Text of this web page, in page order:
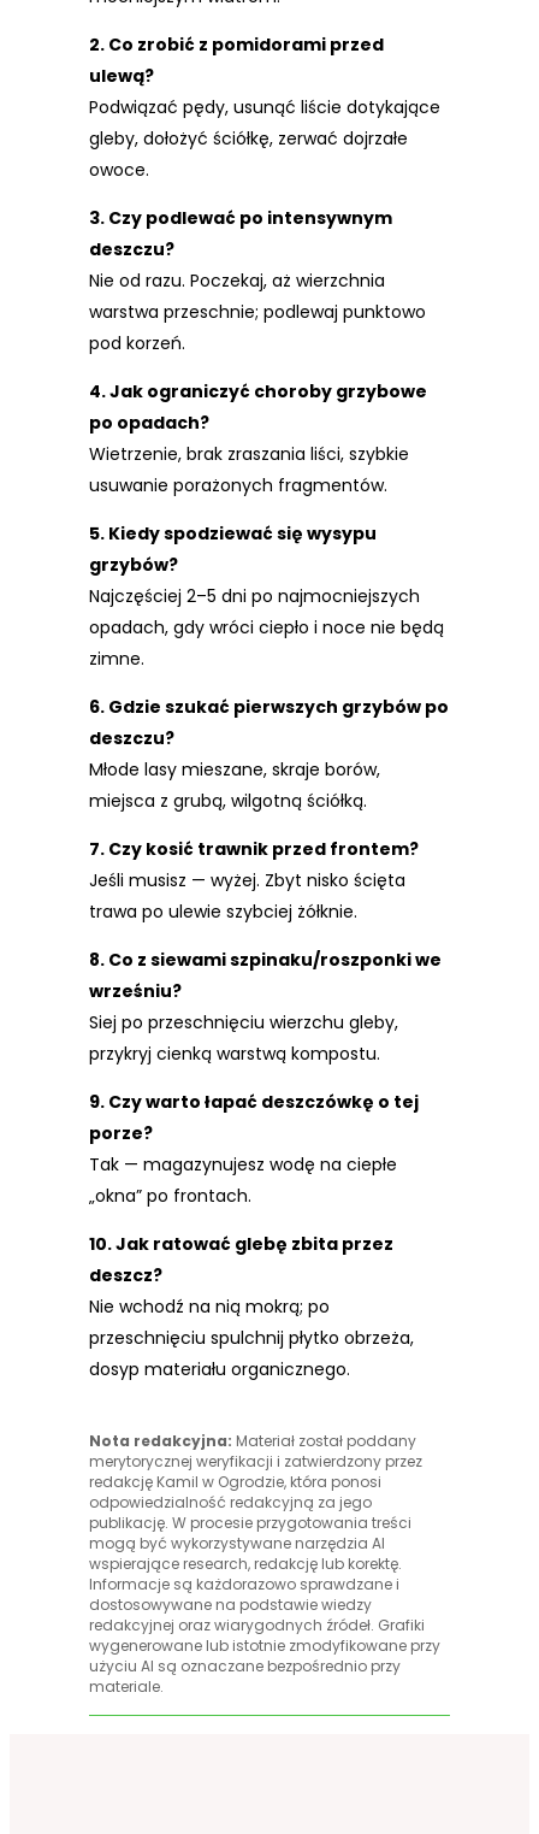
2. Co zrobić z pomidorami przed
ulewą?
Podwiązać pędy, usunąć liście dotykające
gleby, dołożyć ściółkę, zerwać dojrzałe
owoce.
3. Czy podlewać po intensywnym
deszczu?
Nie od razu. Poczekaj, aż wierzchnia
warstwa przeschnie; podlewaj punktowo
pod korzeń.
4. Jak ograniczyć choroby grzybowe
po opadach?
Wietrzenie, brak zraszania liści, szybkie
usuwanie porażonych fragmentów.
5. Kiedy spodziewać się wysypu
grzybów?
Najczęściej 2–5 dni po najmocniejszych
opadach, gdy wróci ciepło i noce nie będą
zimne.
6. Gdzie szukać pierwszych grzybów po
deszczu?
Młode lasy mieszane, skraje borów,
miejsca z grubą, wilgotną ściółką.
7. Czy kosić trawnik przed frontem?
Jeśli musisz — wyżej. Zbyt nisko ścięta
trawa po ulewie szybciej żółknie.
8. Co z siewami szpinaku/roszponki we
wrześniu?
Siej po przeschnięciu wierzchu gleby,
przykryj cienką warstwą kompostu.
9. Czy warto łapać deszczówkę o tej
porze?
Tak — magazynujesz wodę na ciepłe
„okna” po frontach.
10. Jak ratować glebę zbita przez
deszcz?
Nie wchodź na nią mokrą; po
przeschnięciu spulchnij płytko obrzeża,
dosyp materiału organicznego.
Nota redakcyjna: Materiał został poddany
merytorycznej weryfikacji i zatwierdzony przez
redakcję Kamil w Ogrodzie, która ponosi
odpowiedzialność redakcyjną za jego
publikację. W procesie przygotowania treści
mogą być wykorzystywane narzędzia AI
wspierające research, redakcję lub korektę.
Informacje są każdorazowo sprawdzane i
dostosowywane na podstawie wiedzy
redakcyjnej oraz wiarygodnych źródeł. Grafiki
wygenerowane lub istotnie zmodyfikowane przy
użyciu AI są oznaczane bezpośrednio przy
materiale.